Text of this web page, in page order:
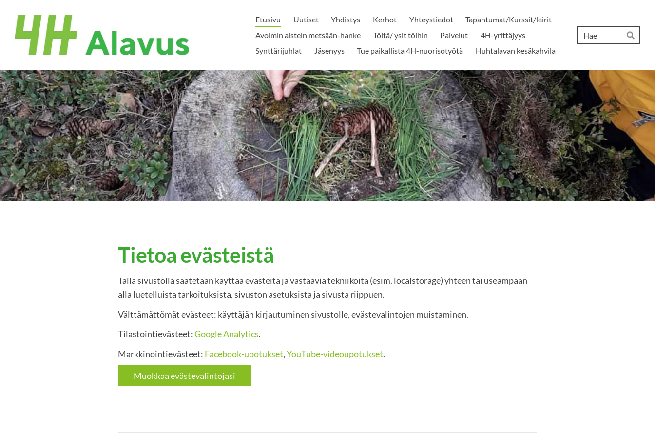
sivun
sisältöön
Alavuden 4H-Yhdistys
Etusivu Uutiset Yhdistys Kerhot Yhteystiedot
Tapahtumat/Kurssit/leirit
Avoimin aistein metsään-hanke
Töitä/ ysit töihin Palvelut
4H-yrittäjyys
Synttärijuhlat
Jäsenyys Tue paikallista 4H-nuorisotyötä Huhtalavan kesäkahvila
Hae
Tietoa evästeistä
Tällä sivustolla saatetaan käyttää evästeitä ja vastaavia tekniikoita (esim. localstorage) yhteen tai useampaan
alla luetelluista tarkoituksista, sivuston asetuksista ja sivusta riippuen.
Välttämättömät evästeet: käyttäjän kirjautuminen sivustolle, evästevalintojen muistaminen.
Tilastointievästeet:Google Analytics.
Markkinointievästeet: Facebook-upotukset,YouTube-videoupotukset.
Muokkaa evästevalintojasi